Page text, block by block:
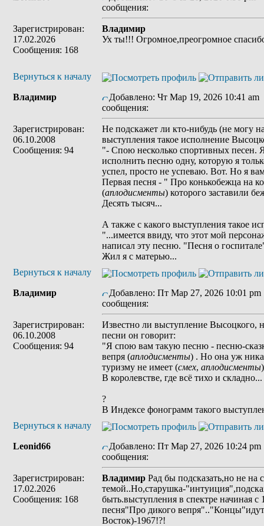
Зарегистрирован:
17.02.2026
Сообщения: 168
сообщения:
Владимир
Ух ты!!! Огромное,преогромное
Вернуться к началу
Владимир
Зарегистрирован:
06.10.2008
Сообщения: 94
Добавлено: Чт Мар 19, 2026 10:41 am
сообщения:
Не подскажет ли кто-нибудь (не могу
выступления такое исполнение
"- Спою несколько спортивных песен.
исполнить песню одну, которую я
успел, просто не успеваю. Вот. Но я
Первая песня - " Про конькобежца на
(аплодисменты) которого заставили
Десять тысяч...
А также с какого выступления такое
"...имеется ввиду, что этот мой
написал эту песню. "Песня о
Жил я с матерью...
Вернуться к началу
Владимир
Зарегистрирован:
06.10.2008
Сообщения: 94
Добавлено: Пт Мар 27, 2026 10:01 pm
сообщения:
Известно ли выступление Высоцкого,
песни он говорит:
"Я спою вам такую песню - песню-
вепря (аплодисменты) . Но она уж
туризму не имеет (смех, аплодисменты
В королевстве, где всë тихо и складно...
?
В Индексе фонограмм такого
Вернуться к началу
Leonid66
Зарегистрирован:
17.02.2026
Сообщения: 168
Добавлено: Пт Мар 27, 2026 10:24 pm
сообщения:
Владимир Рад бы подсказать,но не на
темой..Но,старушка-
быть.выступления в спектре начиная с
песня"Про дикого
Восток)-1967!?!